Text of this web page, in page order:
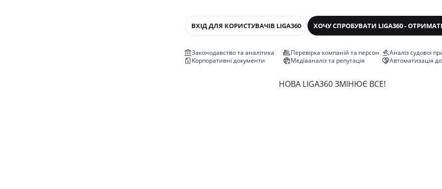
ВХІД ДЛЯ КОРИСТУВАЧІВ LIGA360 ХОЧУ СПРОБУВАТИ LIGA360 -
Законодавство та аналітика
Корпоративні документи
Перевірка компаній та персон
Медіааналіз та репутація
Аналіз судової
Автоматизація
НОВА LIGA360 ЗМІНЮЄ ВСЕ!